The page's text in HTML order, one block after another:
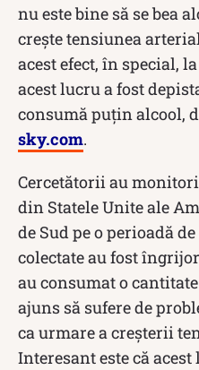
nu este bine să se bea
crește tensiunea
acest efect, în special,
acest lucru a fost
consumă puțin alcool,
sky.com.
Cercetătorii au
din Statele Unite ale
de Sud pe o perioadă
colectate au fost
au consumat o
ajuns să sufere de
ca urmare a creșterii
Interesant este că